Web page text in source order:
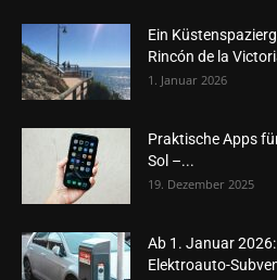
Ein
Rincón de la
1. Januar 2026
Praktische Apps
Sol –...
19. Dezember 2025
Ab 1. Januar
Elektroauto-